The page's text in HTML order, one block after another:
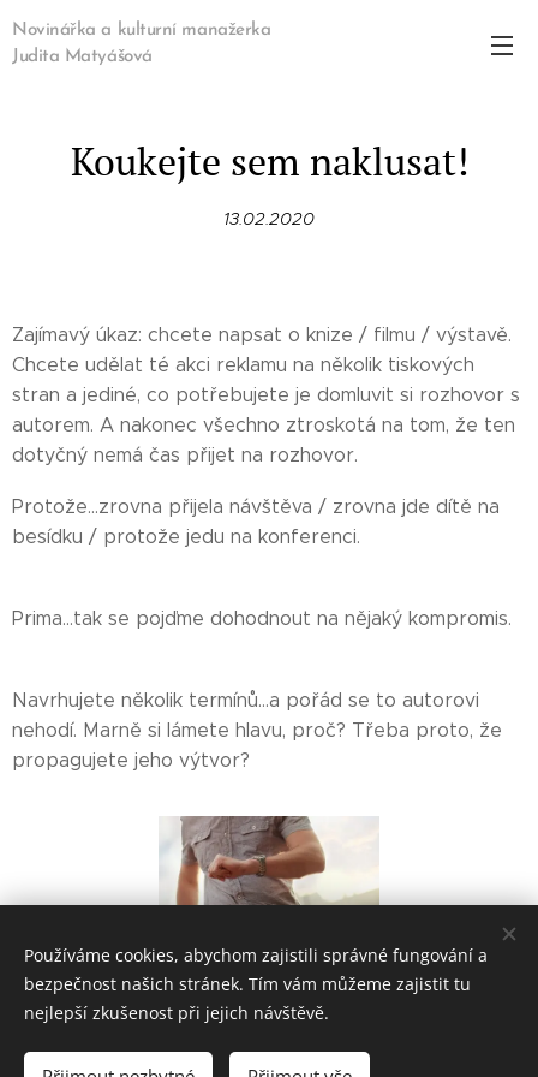
Novinářka a kulturní manažerka
Judita Matyášová
Koukejte sem naklusat!
13.02.2020
Zajímavý úkaz: chcete napsat o knize / filmu / výstavě.
Chcete udělat té akci reklamu na několik tiskových
stran a jediné, co potřebujete je domluvit si rozhovor s
autorem. A nakonec všechno ztroskotá na tom, že ten
dotyčný nemá čas přijet na rozhovor.
Protože...zrovna přijela návštěva / zrovna jde dítě na
besídku / protože jedu na konferenci.
Prima...tak se pojďme dohodnout na nějaký kompromis.
Navrhujete několik termínů...a pořád se to autorovi
nehodí. Marně si lámete hlavu, proč? Třeba proto, že
propagujete jeho výtvor?
2022 © Judita Matyášová
Používáme cookies, abychom zajistili správné fungování a
bezpečnost našich stránek. Tím vám můžeme zajistit tu
nejlepší zkušenost při jejich návštěvě.